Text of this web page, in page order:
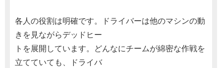
各人の役割は明確です。ドライバーは他のマシンの動
きを見ながらデッドヒー
トを展開しています。どんなにチームが綿密な作戦を
立てていても、ドライバ